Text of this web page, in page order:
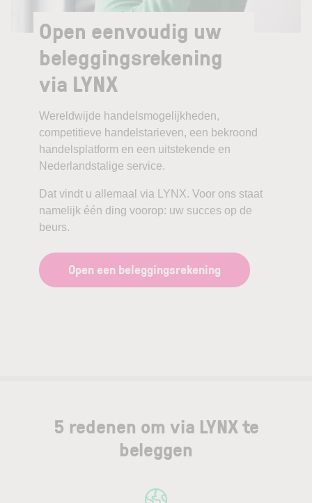
Open eenvoudig uw
beleggingsrekening
via LYNX
Wereldwijde handelsmogelijkheden,
competitieve handelstarieven, een bekroond
handelsplatform en een uitstekende en
Nederlandstalige service.
Dat vindt u allemaal via LYNX. Voor ons staat
namelijk één ding voorop: uw succes op de
beurs.
Open een beleggingsrekening
5 redenen om via LYNX te
beleggen